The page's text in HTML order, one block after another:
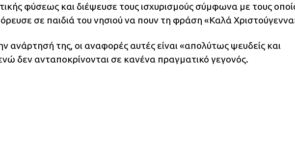
φύσεως και διέψευσε τους ισχυρισμούς σύμφωνα με τους
σε παιδιά του νησιού να πουν τη φράση «Καλά
ανάρτησή της, οι αναφορές αυτές είναι «απολύτως ψευδείς και
δεν ανταποκρίνονται σε κανένα πραγματικό γεγονός.